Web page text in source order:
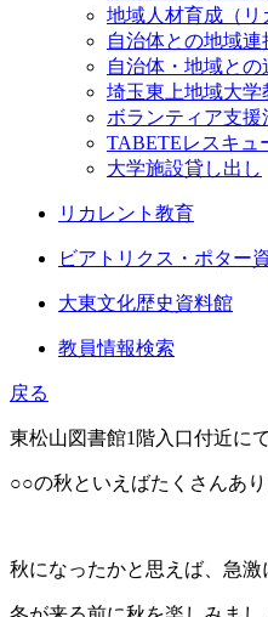
地域人材育成（リ
自治体との地域連
自治体・地域との
埼玉東上地域大学
ボランティア支援
TABETEレスキュ
大学施設貸し出し
リカレント教育
ビアトリクス・ポター
大東文化歴史資料館
教員情報検索
戻る
東松山図書館1階入口付近に
○○の秋といえばたくさんあ
秋になったかと思えば、急激